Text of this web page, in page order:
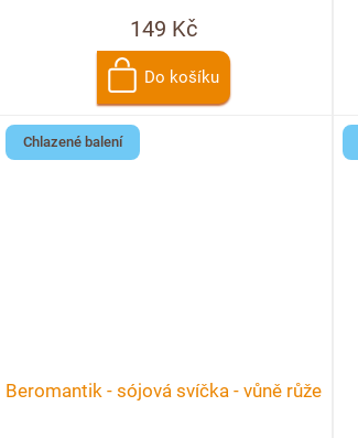
149 Kč
Do košíku
Chlazené balení
Beromantik - sójová svíčka - vůně růže